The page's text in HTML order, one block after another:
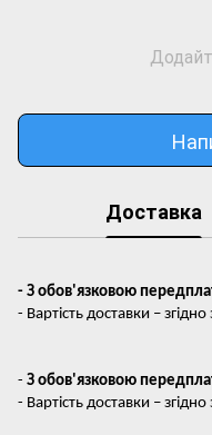
Доставка
- З обов'язковою
- Вартість доставки –
- З обов'язковою
- Вартість доставки –